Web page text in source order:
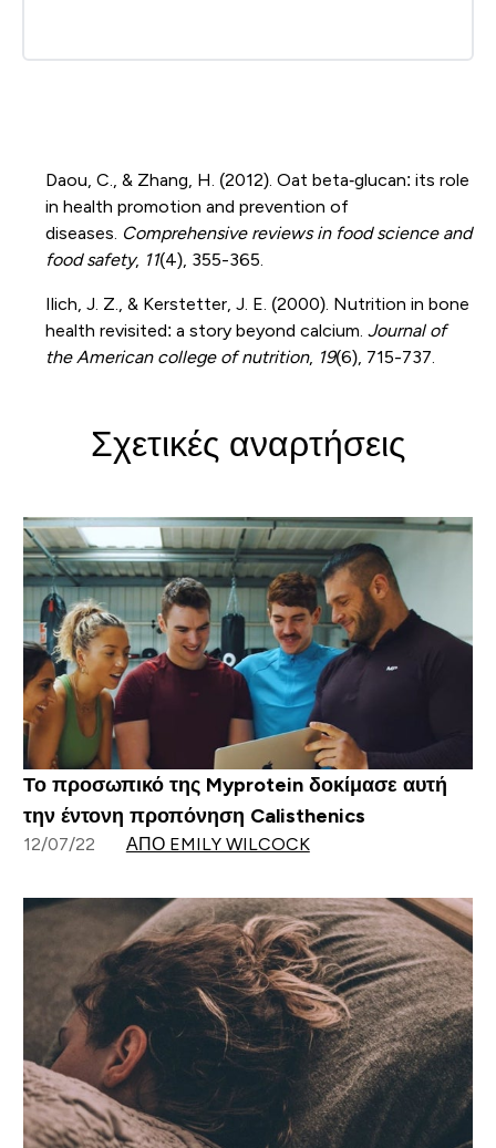
Daou, C., & Zhang, H. (2012). Oat beta‐glucan: its role
in health promotion and prevention of
diseases. Comprehensive reviews in food science and
food safety, 11(4), 355-365.
Ilich, J. Z., & Kerstetter, J. E. (2000). Nutrition in bone
health revisited: a story beyond calcium. Journal of
the American college of nutrition, 19(6), 715-737.
Σχετικές αναρτήσεις
Το προσωπικό της Myprotein δοκίμασε αυτή
την έντονη προπόνηση Calisthenics
12/07/22 ΑΠΌ EMILY WILCOCK